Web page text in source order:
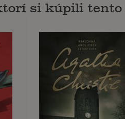
si kúpili